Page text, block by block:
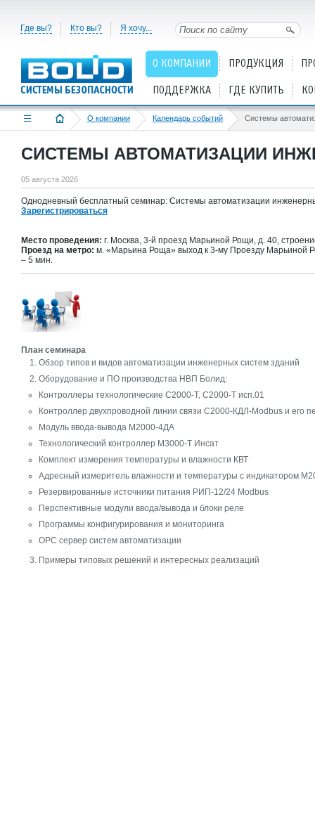
Где вы? Кто вы? Я хочу...
О КОМПАНИИ ПРОДУКЦИЯ
ПОДДЕРЖКА ГДЕ КУПИТЬ
О компании Календарь событий
СИСТЕМЫ АВТОМАТИЗАЦИИ
05 августа 2026
Однодневный бесплатный семинар: Системы автоматизации
Зарегистрироваться
Место проведения: г. Москва, 3-й проезд Марьиной Рощи, д. 40,
Проезд на метро: м. «Марьина Роща» выход к 3-му Проезду Марьиной
– 5 мин.
План семинара
Обзор типов и видов автоматизации инженерных систем зданий
Оборудование и ПО производства НВП Болид:
Контроллеры технологические С2000-Т, С2000-Т исп.01
Контроллер двухпроводной линии связи С2000-КДЛ-Modbus и его
Модуль ввода-вывода М2000-4ДА
Технологический контроллер М3000-Т Инсат
Комплект измерения температуры и влажности КВТ
Адресный измеритель влажности и температуры с индикатором
Резервированные источники питания РИП-12/24 Modbus
Перспективные модули ввода/вывода и блоки реле
Программы конфигурирования и мониторинга
OPC сервер систем автоматизации
Примеры типовых решений и интересных реализаций